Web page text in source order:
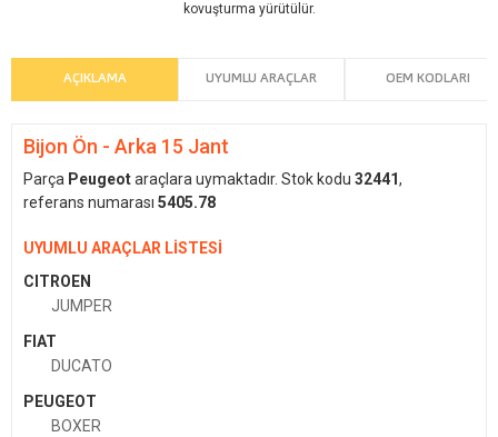
kovuşturma yürütülür.
AÇIKLAMA UYUMLU ARAÇLAR OEM KODLARI
Bijon Ön - Arka 15 Jant
Parça Peugeotaraçlara uymaktadır. Stok kodu 32441,
referans numarası 5405.78
UYUMLU ARAÇLAR LİSTESİ
CITROEN
JUMPER
FIAT
DUCATO
PEUGEOT
BOXER